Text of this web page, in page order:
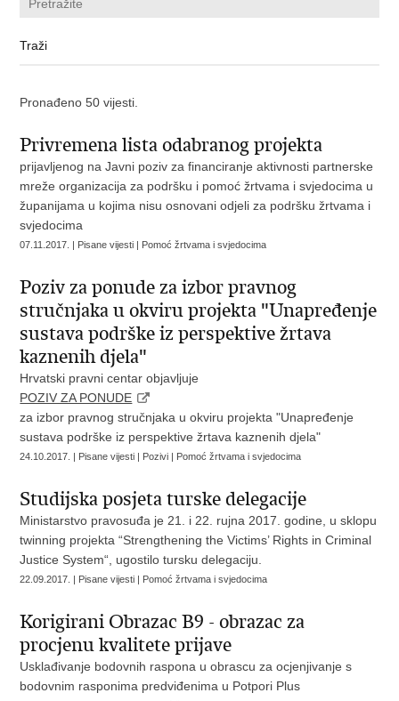
Pronađeno 50 vijesti.
Privremena lista odabranog projekta
prijavljenog na Javni poziv za financiranje aktivnosti partnerske
mreže organizacija za podršku i pomoć žrtvama i svjedocima u
županijama u kojima nisu osnovani odjeli za podršku žrtvama i
svjedocima
07.11.2017. | Pisane vijesti | Pomoć žrtvama i svjedocima
Poziv za ponude za izbor pravnog
stručnjaka u okviru projekta "Unapređenje
sustava podrške iz perspektive žrtava
kaznenih djela"
Hrvatski pravni centar objavljuje
POZIV ZA PONUDE
za izbor pravnog stručnjaka u okviru projekta "Unapređenje
sustava podrške iz perspektive žrtava kaznenih djela"
24.10.2017. | Pisane vijesti | Pozivi | Pomoć žrtvama i svjedocima
Studijska posjeta turske delegacije
Ministarstvo pravosuđa je 21. i 22. rujna 2017. godine, u sklopu
twinning projekta “Strengthening the Victims’ Rights in Criminal
Justice System“, ugostilo tursku delegaciju.
22.09.2017. | Pisane vijesti | Pomoć žrtvama i svjedocima
Korigirani Obrazac B9 - obrazac za
procjenu kvalitete prijave
Usklađivanje bodovnih raspona u obrascu za ocjenjivanje s
bodovnim rasponima predviđenima u Potpori Plus